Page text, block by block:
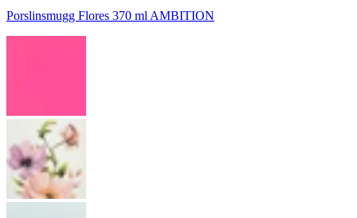
Porslinsmugg Flores 370 ml AMBITION